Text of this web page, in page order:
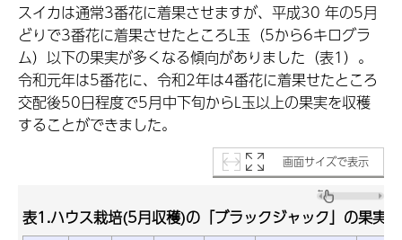
スイカは通常3番花に着果させますが、平成30 年の5月
どりで3番花に着果させたところL玉（5から6キログラ
ム）以下の果実が多くなる傾向がありました（表1）。
令和元年は5番花に、令和2年は4番花に着果せたところ
交配後50日程度で5月中下旬からL玉以上の果実を収穫
することができました。
画面サイズで表示
表1.ハウス栽培(5月収穫)の「ブラックジャック」の果実